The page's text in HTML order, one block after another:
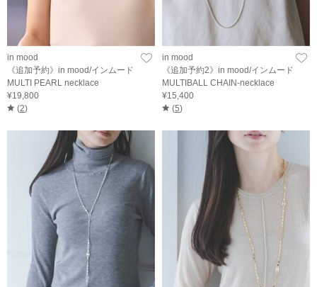
in mood
《追加予約》in mood/インムード
MULTI PEARL necklace
¥19,800
(2)
in mood
《追加予約2》in mood/インムード
MULTIBALL CHAIN-necklace
¥15,400
(5)